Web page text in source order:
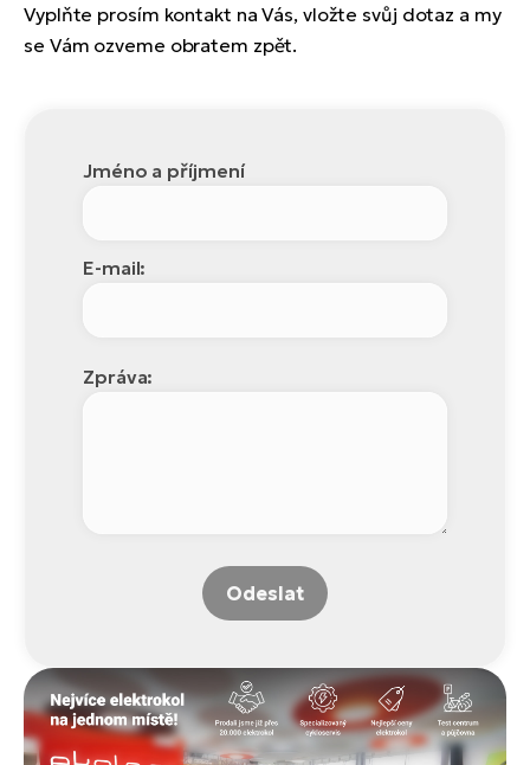
Vyplňte prosím kontakt na Vás, vložte svůj dotaz a my
se Vám ozveme obratem zpět.
Jméno a příjmení
E-mail:
Zpráva:
Odeslat